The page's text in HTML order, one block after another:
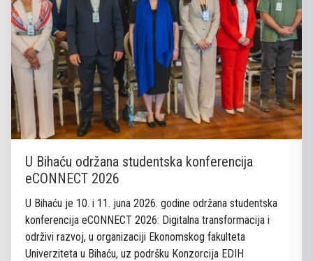
U Bihaću održana studentska konferencija
eCONNECT 2026
U Bihaću je 10. i 11. juna 2026. godine održana studentska
konferencija eCONNECT 2026: Digitalna transformacija i
održivi razvoj, u organizaciji Ekonomskog fakulteta
Univerziteta u Bihaću, uz podršku Konzorcija EDIH